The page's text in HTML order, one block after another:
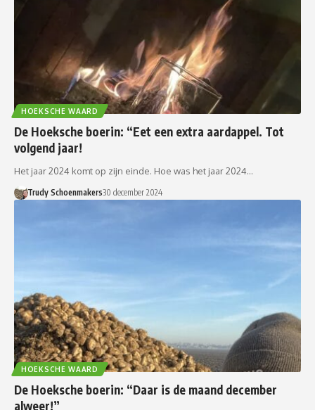
HOEKSCHE WAARD
De Hoeksche boerin: “Eet een extra aardappel. Tot
volgend jaar!
Het jaar 2024 komt op zijn einde. Hoe was het jaar 2024…
Trudy Schoenmakers30 december 2024
HOEKSCHE WAARD
De Hoeksche boerin: “Daar is de maand december
alweer!”